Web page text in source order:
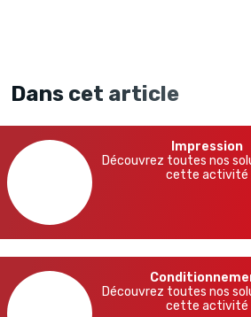
Dans cet article
Impression
Découvrez toutes nos
cette activité
Découvrez toutes nos
cette activité